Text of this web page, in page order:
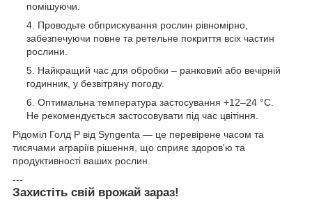
помішуючи.
Проводьте обприскування рослин рівномірно,
забезпечуючи повне та ретельне покриття всіх частин
рослини.
Найкращий час для обробки – ранковий або вечірній
годинник, у безвітряну погоду.
Оптимальна температура застосування +12–24 °С.
Не рекомендується застосовувати під час цвітіння.
Рідоміл Голд Р від Syngenta — це перевірене часом та
тисячами аграріїв рішення, що сприяє здоров'ю та
продуктивності ваших рослин.
---
Захистіть свій врожай зараз!